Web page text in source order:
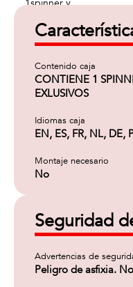
Contenido caja
CONTIENE 1
EXLUSIVOS
Idiomas caja
EN, ES, FR, NL, DE,
Montaje necesario
No
Seguridad
Advertencias de
Peligro de asfixia.